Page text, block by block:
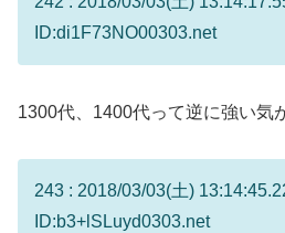
ID:di1F73NO00303.net
1300代、1400代って逆に強い気
243 : 2018/03/03(土)
ID:b3+lSLuyd0303.net